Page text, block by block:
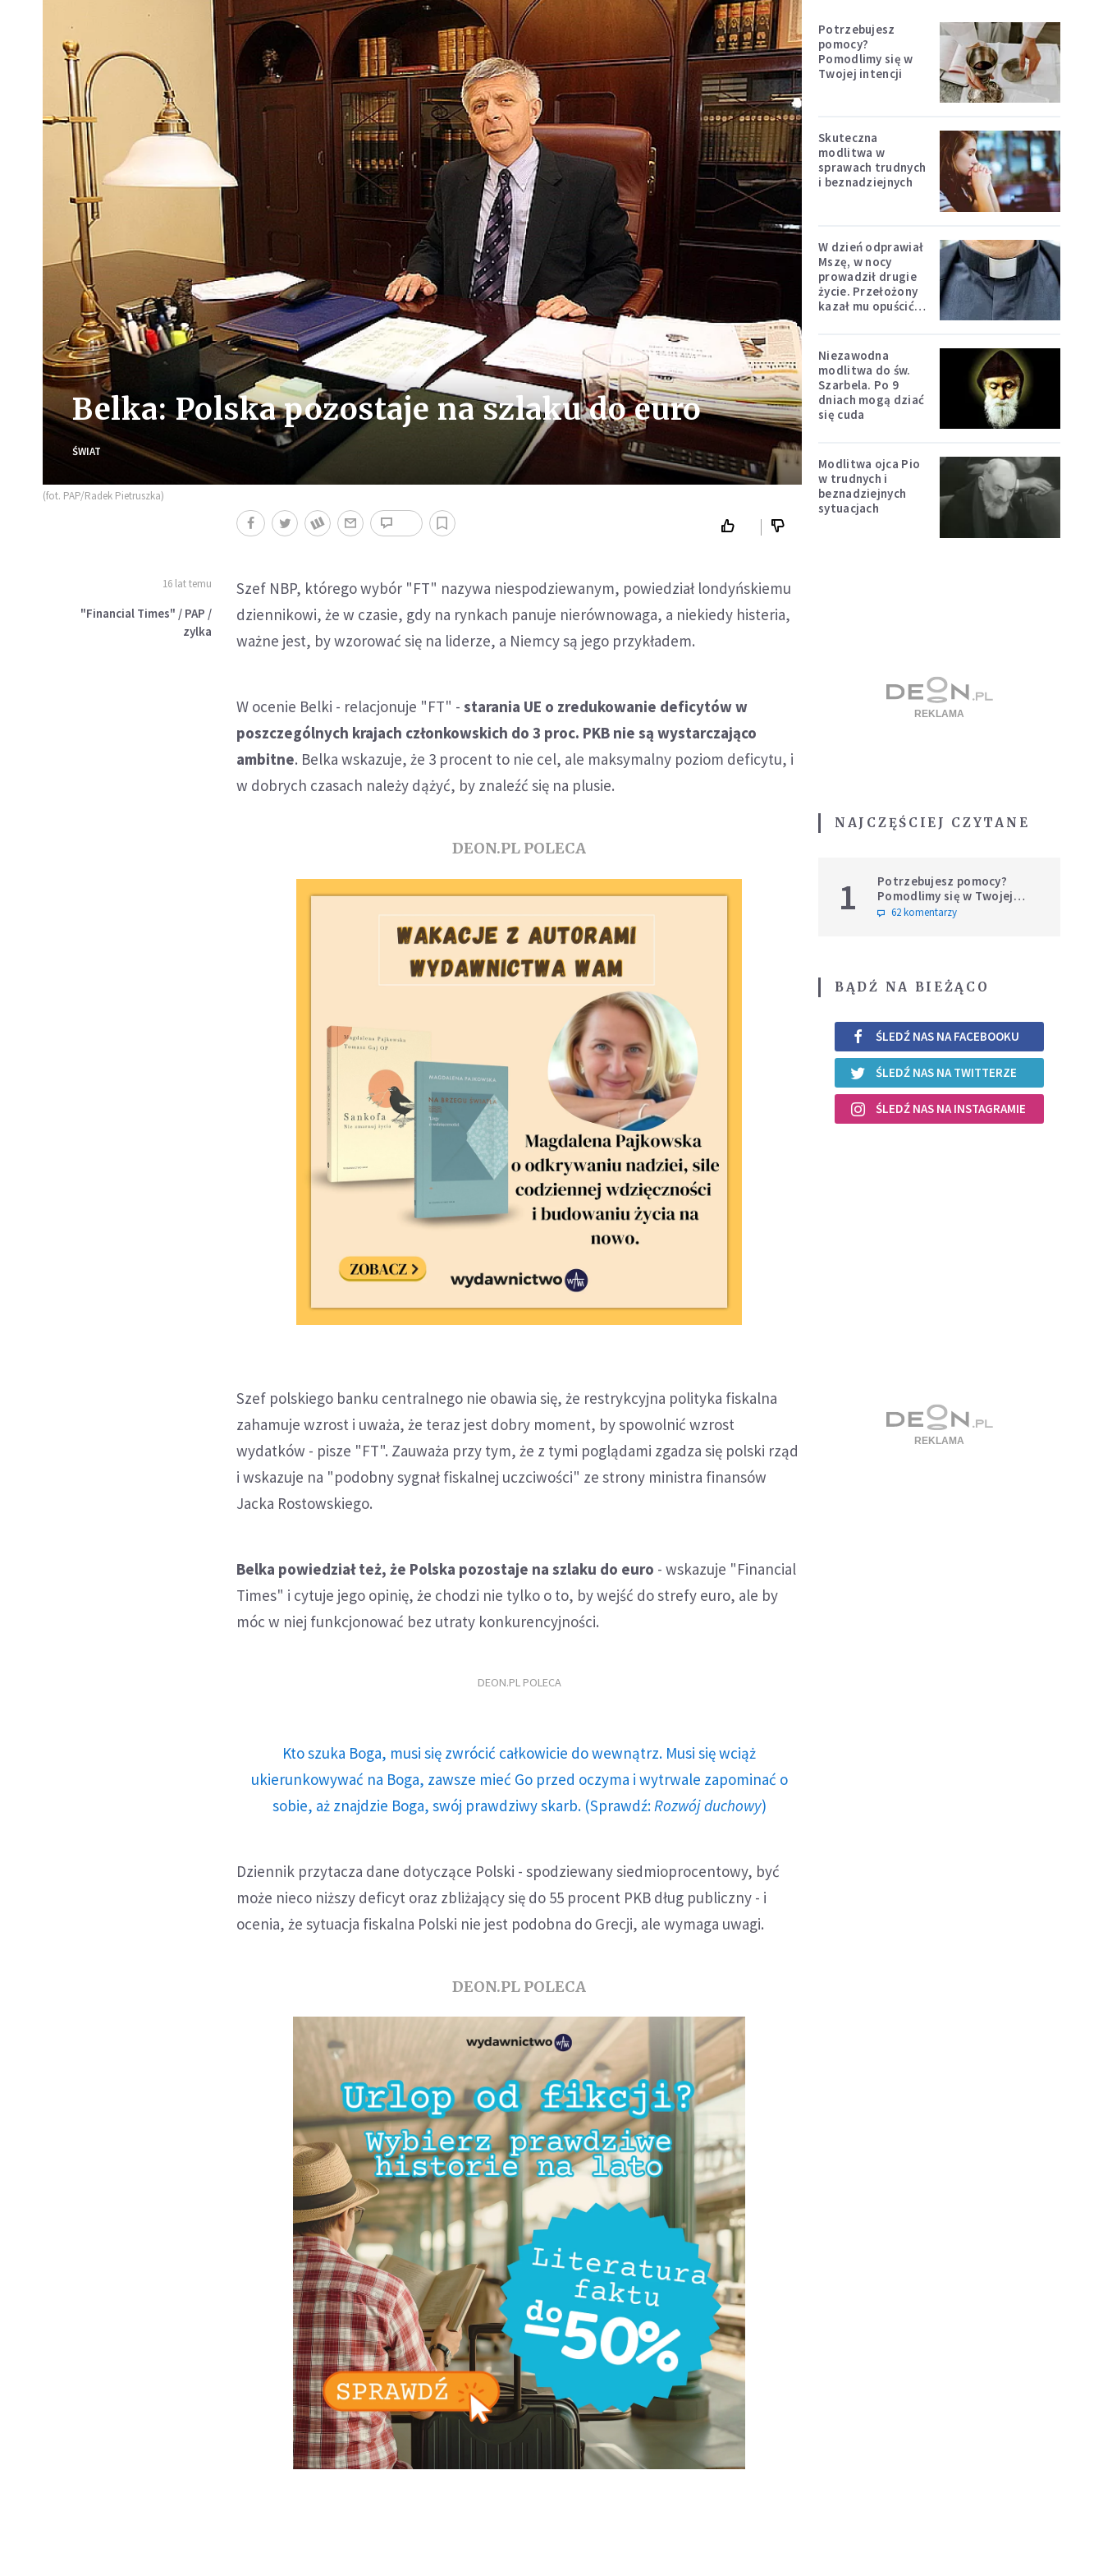
Belka: Polska pozostaje na szlaku do euro
ŚWIAT
(fot. PAP/Radek Pietruszka)
16 lat temu
"Financial Times" / PAP /
zylka
Szef NBP, którego wybór "FT" nazywa niespodziewanym, powiedział londyńskiemu
dziennikowi, że w czasie, gdy na rynkach panuje nierównowaga, a niekiedy histeria,
ważne jest, by wzorować się na liderze, a Niemcy są jego przykładem.
W ocenie Belki - relacjonuje "FT" -starania UE o zredukowanie deficytów w
poszczególnych krajach członkowskich do 3 proc. PKB nie są wystarczająco
ambitne. Belka wskazuje, że 3 procent to nie cel, ale maksymalny poziom deficytu, i
w dobrych czasach należy dążyć, by znaleźć się na plusie.
DEON.PL POLECA
Szef polskiego banku centralnego nie obawia się, że restrykcyjna polityka fiskalna
zahamuje wzrost i uważa, że teraz jest dobry moment, by spowolnić wzrost
wydatków - pisze "FT". Zauważa przy tym, że z tymi poglądami zgadza się polski rząd
i wskazuje na "podobny sygnał fiskalnej uczciwości" ze strony ministra finansów
Jacka Rostowskiego.
Belka powiedział też, że Polska pozostaje na szlaku do euro - wskazuje "Financial
Times" i cytuje jego opinię, że chodzi nie tylko o to, by wejść do strefy euro, ale by
móc w niej funkcjonować bez utraty konkurencyjności.
DEON.PL POLECA
Kto szuka Boga, musi się zwrócić całkowicie do wewnątrz. Musi się wciąż
ukierunkowywać na Boga, zawsze mieć Go przed oczyma i wytrwale zapominać o
sobie, aż znajdzie Boga, swój prawdziwy skarb. (Sprawdź: Rozwój duchowy)
Dziennik przytacza dane dotyczące Polski - spodziewany siedmioprocentowy, być
może nieco niższy deficyt oraz zbliżający się do 55 procent PKB dług publiczny - i
ocenia, że sytuacja fiskalna Polski nie jest podobna do Grecji, ale wymaga uwagi.
DEON.PL POLECA
Potrzebujesz
pomocy?
Pomodlimy się w
Twojej intencji
Skuteczna
modlitwa w
sprawach trudnych
i beznadziejnych
W dzień odprawiał
Mszę, w nocy
prowadził drugie
życie. Przełożony
kazał mu opuścić
Niezawodna
modlitwa do św.
Szarbela. Po 9
dniach mogą dziać
się cuda
Modlitwa ojca Pio
w trudnych i
beznadziejnych
sytuacjach
NAJCZĘŚCIEJ CZYTANE
1
Potrzebujesz pomocy?
Pomodlimy się w Twojej
intencji
62 komentarzy
BĄDŹ NA BIEŻĄCO
ŚLEDŹ NAS NA FACEBOOKU
ŚLEDŹ NAS NA TWITTERZE
ŚLEDŹ NAS NA INSTAGRAMIE